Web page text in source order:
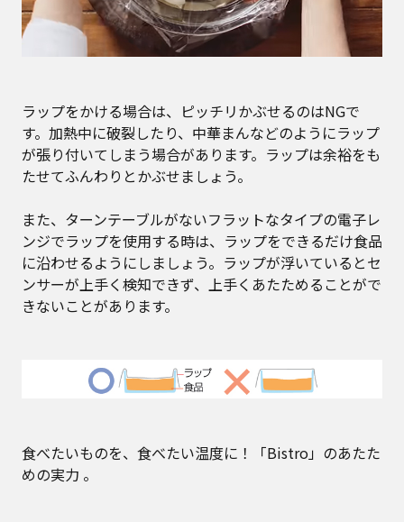
ラップをかける場合は、ピッチリかぶせるのはNGで
す。加熱中に破裂したり、中華まんなどのようにラップ
が張り付いてしまう場合があります。ラップは余裕をも
たせてふんわりとかぶせましょう。
また、ターンテーブルがないフラットなタイプの電子レ
ンジでラップを使用する時は、ラップをできるだけ食品
に沿わせるようにしましょう。ラップが浮いているとセ
ンサーが上手く検知できず、上手くあたためることがで
きないことがあります。
食べたいものを、食べたい温度に！「Bistro」のあたた
めの実力 。